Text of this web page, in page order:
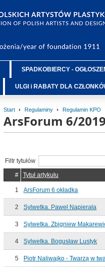
SPADKOBIERCY -
ULGI i RABATY DLA
Start Regulaminy Regulamin KPO
ArsForum 6/
Filtr tytułów
#
Tytuł artykułu
1 ArsForum 6 okładka
2 Sylwetka. Paweł Napierała
3 Sylwetka. Zbigniew
4 Sylwetka. Bogusław Lustyk
5 Piotr Naliwajko - Twarzą w